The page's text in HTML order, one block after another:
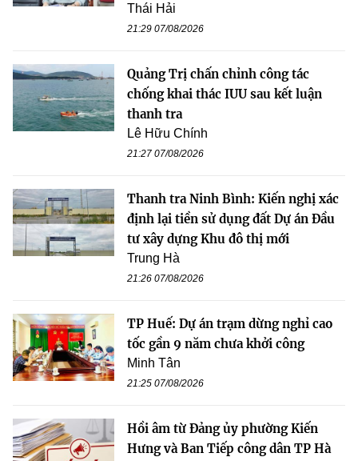
Thái Hải
21:29 07/08/2026
Quảng Trị chấn chỉnh công tác
chống khai thác IUU sau kết luận
thanh tra
Lê Hữu Chính
21:27 07/08/2026
Thanh tra Ninh Bình: Kiến nghị xác
định lại tiền sử dụng đất Dự án Đầu
tư xây dựng Khu đô thị mới
Trung Hà
21:26 07/08/2026
TP Huế: Dự án trạm dừng nghỉ cao
tốc gần 9 năm chưa khởi công
Minh Tân
21:25 07/08/2026
Hồi âm từ Đảng ủy phường Kiến
Hưng và Ban Tiếp công dân TP Hà